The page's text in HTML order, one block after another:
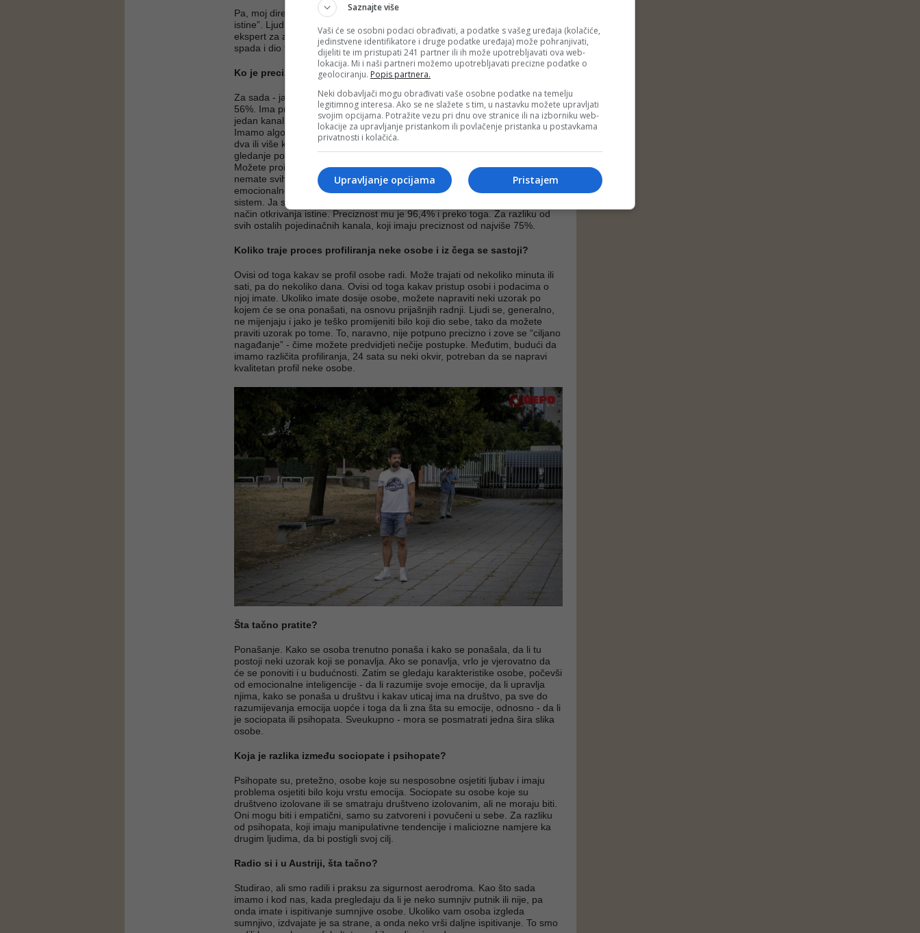
Pa, moj direktor obično kaže, “mi nismo detektori laži, mi smo detektori
istine”. Ljudi kada lažu - iz njih izlazi istina, a mi detektujemo istinu. Ja sam
ekspert za analizu ponašanja ljudi i emocionalnu inteligenciju, pod tim
spada i dio forenzičkog profiliranja, detektovanja istine i laži, itd.
Ko je precizniji - ti ili poligraf?
Za sada - ja. Naučno i statistički je dokazano da poligraf ima preciznost od
56%. Ima problem sa lažno pozitivnim i lažno negativnim, jer gleda samo
jedan kanal. Mi gledamo šest kanala i tražimo nešto što se zoveklaster .
Imamo algoritam po kojem se traže tri greške, odnosno tri odstupanja na
dva ili više kanala u sedam sekundi. Gledanje samo jednog kanala ili
gledanje poligrafa je isto kao da imate gitaru sa samo jednom žicom.
Možete proizvesti neki zvuk, ali ne možete proizvesti potpun zvuk ukoliko
nemate svih šest kanala. Ono što mi radimo i što je patentirala Akademija
emocionalne inteligencije je tzv.
model - šest kanala analizirajući
sistem. Ja sam trener upravo za taj SCAnS i to je, trenutno, najefikasniji
način otkrivanja istine. Preciznost mu je 96,4% i preko toga. Za razliku od
svih ostalih pojedinačnih kanala, koji imaju preciznost od najviše 75%.
Koliko traje proces profiliranja neke osobe i iz čega se sastoji?
Ovisi od toga kakav se profil osobe radi. Može trajati od nekoliko minuta ili
sati, pa do nekoliko dana. Ovisi od toga kakav pristup osobi i podacima o
njoj imate. Ukoliko imate dosije osobe, možete napraviti neki uzorak po
kojem će se ona ponašati, na osnovu prijašnjih radnji. Ljudi se, generalno,
ne mijenjaju i jako je teško promijeniti bilo koji dio sebe, tako da možete
praviti uzorak po tome. To, naravno, nije potpuno precizno i zove se “ciljano
nagađanje” - čime možete predvidjeti nečije postupke. Međutim, budući da
imamo različita profiliranja, 24 sata su neki okvir, potreban da se napravi
kvalitetan profil neke osobe.
Šta tačno pratite?
Ponašanje. Kako se osoba trenutno ponaša i kako se ponašala, da li tu
postoji neki uzorak koji se ponavlja. Ako se ponavlja, vrlo je vjerovatno da
će se ponoviti i u budućnosti. Zatim se gledaju karakteristike osobe, počevši
od emocionalne inteligencije - da li razumije svoje emocije, da li upravlja
njima, kako se ponaša u društvu i kakav uticaj ima na društvo, pa sve do
razumijevanja emocija uopće i toga da li zna šta su emocije, odnosno - da li
je sociopata ili psihopata. Sveukupno - mora se posmatrati jedna šira slika
osobe.
Koja je razlika između sociopate i psihopate?
Psihopate su, pretežno, osobe koje su nesposobne osjetiti ljubav i imaju
problema osjetiti bilo koju vrstu emocija. Sociopate su osobe koje su
društveno izolovane ili se smatraju društveno izolovanim, ali ne moraju biti.
Oni mogu biti i empatični, samo su zatvoreni i povučeni u sebe. Za razliku
od psihopata, koji imaju manipulativne tendencije i maliciozne namjere ka
drugim ljudima, da bi postigli svoj cilj.
Radio si i u Austriji, šta tačno?
Studirao, ali smo radili i praksu za sigurnost aerodroma. Kao što sada
imamo i kod nas, kada pregledaju da li je neko sumnjiv putnik ili nije, pa
onda imate i ispitivanje sumnjive osobe. Ukoliko vam osoba izgleda
sumnjivo, izdvajate je sa strane, a onda neko vrši daljne ispitivanje. To smo
Saznajte više
Vaši će se osobni podaci obrađivati, a podatke s vašeg uređaja (kolačiće,
jedinstvene identifikatore i druge podatke uređaja) može pohranjivati,
dijeliti te im pristupati 241 partner ili ih može upotrebljavati ova web-
lokacija. Mi i naši partneri možemo upotrebljavati precizne podatke o
geolociranju. Popis partnera.
Neki dobavljači mogu obrađivati vaše osobne podatke na temelju
legitimnog interesa. Ako se ne slažete s tim, u nastavku možete upravljati
svojim opcijama. Potražite vezu pri dnu ove stranice ili na izborniku web-
lokacije za upravljanje pristankom ili povlačenje pristanka u postavkama
privatnosti i kolačića.
Pristajem
Upravljanje opcijama